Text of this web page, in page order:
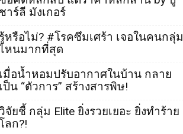
าร์ลี มังเกอร์
หรือไม่? #โรคซึมเศร้า เจอในคนกลุ่ม
หนมากที่สุด
มื่อน้ำหอมปรับอากาศในบ้าน กลาย
ป็น “ตัวการ” สร้างสารพิษ!
จัยชี้ กลุ่ม Elite ยิ่งรวยเยอะ ยิ่งทำร้าย
ลก?!